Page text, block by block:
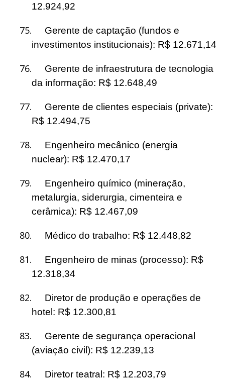
12.924,92
75.
Gerente de captação (fundos e
investimentos institucionais): R$ 12.671,14
76.
Gerente de infraestrutura de tecnologia
da informação: R$ 12.648,49
77.
Gerente de clientes especiais (private):
R$ 12.494,75
78.
Engenheiro mecânico (energia
nuclear): R$ 12.470,17
79.
Engenheiro químico (mineração,
metalurgia, siderurgia, cimenteira e
cerâmica): R$ 12.467,09
80. Médico do trabalho: R$ 12.448,82
81.
Engenheiro de minas (processo): R$
12.318,34
82.
Diretor de produção e operações de
hotel: R$ 12.300,81
83.
Gerente de segurança operacional
(aviação civil): R$ 12.239,13
84. Diretor teatral: R$ 12.203,79